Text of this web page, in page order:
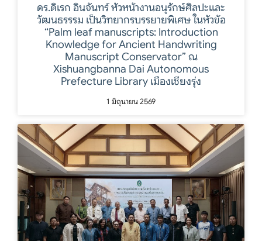
ดร.ดิเรก อินจันทร์ หัวหน้างานอนุรักษ์ศิลปะและ
วัฒนธรรรม เป็นวิทยากรบรรยายพิเศษ ในหัวข้อ
“Palm leaf manuscripts: Introduction
Knowledge for Ancient Handwriting
Manuscript Conservator” ณ
Xishuangbanna Dai Autonomous
Prefecture Library เมืองเชียงรุ่ง
1 มิถุนายน 2569